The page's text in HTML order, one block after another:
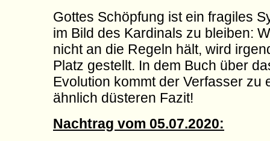
Gottes Schöpfung ist ein fragiles
im Bild des Kardinals zu bleiben:
nicht an die Regeln hält, wird
Platz gestellt. In dem Buch über
Evolution kommt der Verfasser zu
ähnlich düsteren Fazit!
Nachtrag vom 05.07.2020: